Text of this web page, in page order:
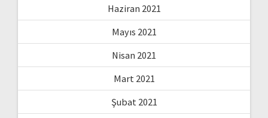
Haziran 2021
Mayıs 2021
Nisan 2021
Mart 2021
Şubat 2021